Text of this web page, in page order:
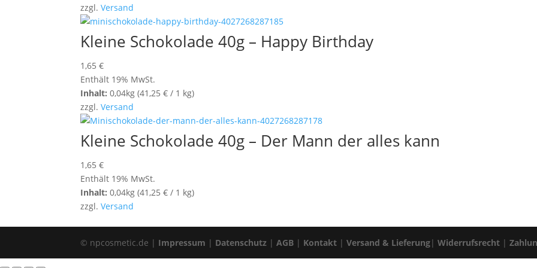
zzgl.Versand
Kleine Schokolade 40g – Happy Birthday
1,65€
Enthält 19% MwSt.
Inhalt: 0,04kg (41,25€ / 1 kg)
zzgl.Versand
Kleine Schokolade 40g – Der Mann der alles kann
1,65€
Enthält 19% MwSt.
Inhalt: 0,04kg (41,25€ / 1 kg)
zzgl.Versand
© npcosmetic.de | Impressum | Datenschutz |AGB | Kontakt |Versand & Lieferung|Widerrufsrecht |